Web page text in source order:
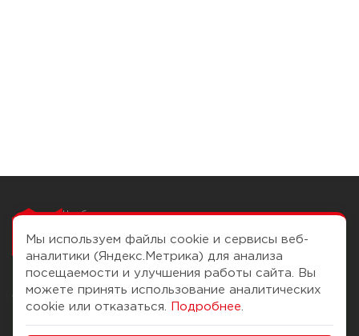
Чтобы вам легко
О компании
История Компании
Помощь
Доставка и оплата
Мы используем файлы cookie и сервисы веб-
аналитики (Яндекс.Метрика) для анализа
посещаемости и улучшения работы сайта. Вы
можете принять использование аналитических
cookie или отказаться.
Подробнее